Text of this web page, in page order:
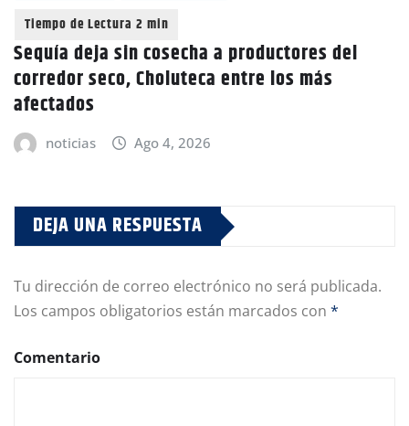
Sequía deja sin cosecha a productores del
corredor seco, Choluteca entre los más
afectados
noticias Ago 4, 2026
DEJA UNA RESPUESTA
Tu dirección de correo electrónico no será publicada.
Los campos obligatorios están marcados con *
Comentario